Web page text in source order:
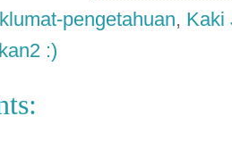
pengetahuan, Kaki
:)